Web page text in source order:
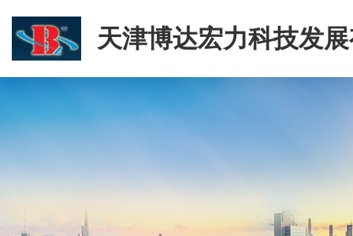
天津博达宏力科技发
司